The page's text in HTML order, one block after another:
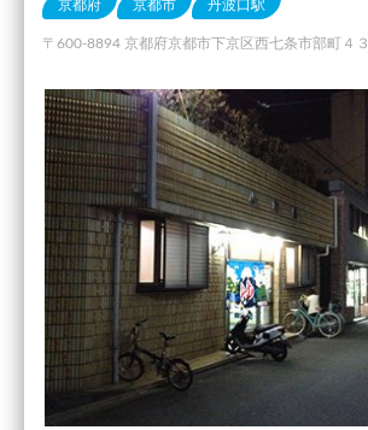
京都府 京都市 丹波口駅
〒600-8894 京都府京都市下京区西七条市部町４３